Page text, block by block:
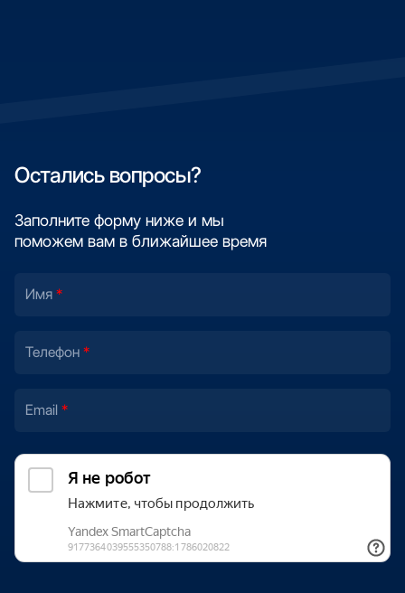
Остались вопросы?
Заполните форму ниже и мы
поможем вам в ближайшее время
Имя
Телефон
Email